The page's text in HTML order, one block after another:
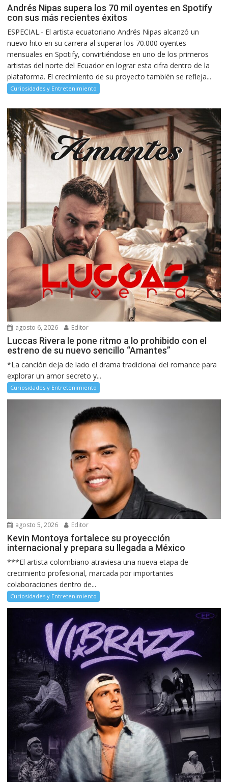
Andrés Nipas supera los 70 mil oyentes en Spotify
con sus más recientes éxitos
ESPECIAL.- El artista ecuatoriano Andrés Nipas alcanzó un
nuevo hito en su carrera al superar los 70.000 oyentes
mensuales en Spotify, convirtiéndose en uno de los primeros
artistas del norte del Ecuador en lograr esta cifra dentro de la
plataforma. El crecimiento de su proyecto también se refleja...
Curiosidades y Entretenimiento
agosto 6, 2026 Editor
Luccas Rivera le pone ritmo a lo prohibido con el
estreno de su nuevo sencillo “Amantes”
*La canción deja de lado el drama tradicional del romance para
explorar un amor secreto y...
Curiosidades y Entretenimiento
agosto 5, 2026 Editor
Kevin Montoya fortalece su proyección
internacional y prepara su llegada a México
***El artista colombiano atraviesa una nueva etapa de
crecimiento profesional, marcada por importantes
colaboraciones dentro de...
Curiosidades y Entretenimiento